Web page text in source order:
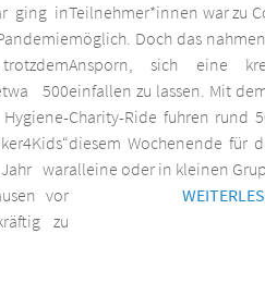
ging in
trotzdem
500
war
vor
zu
Teilnehmer*innen war zu
möglich. Doch das
Ansporn, sich eine
einfallen zu lassen. Mit
Charity-Ride fuhren rund
diesem Wochenende für
alleine oder in kleinen